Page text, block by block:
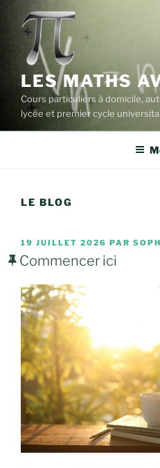
contenu
principal
LES MATHS
Cours particuliers à domicile,
lycée et premier cycle
LE BLOG
PUBLIÉ
LE
19 JUILLET 2026 PAR
Commencer ici